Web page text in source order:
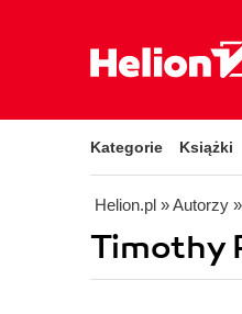
Kategorie Książki
Helion.pl » Autorzy
Timothy